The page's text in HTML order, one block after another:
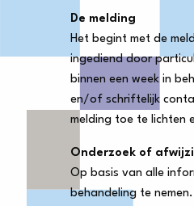
De melding
Het begint met de
ingediend door
binnen een week in
en/of schriftelijk
melding toe te lichten
Onderzoek of
Op basis van alle
behandeling te